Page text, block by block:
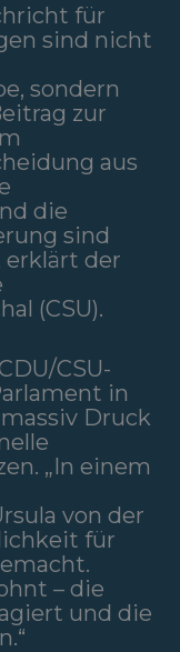
für
sind nicht
sondern
zur
aus
die
sind
erklärt der
(CSU).
CSU-
in
Druck
„In einem
von der
für
– die
und die